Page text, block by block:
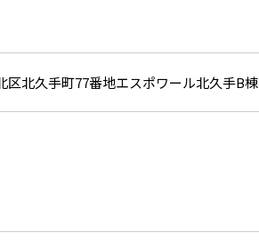
区北久手町77番地エスポワール北久手B